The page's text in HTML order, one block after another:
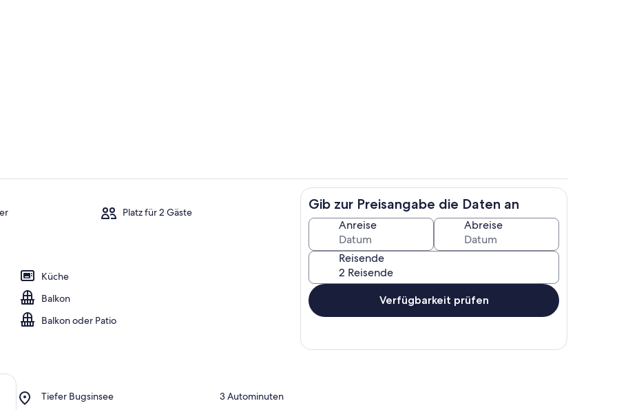
Unterkunftsgelände
Platz für 2 Gäste
Küche
Balkon
Balkon oder Patio
Tiefer Bugsinsee
Place,
‪3 Autominuten‬
Gib zur Preisangabe die Daten an
Anreise Abreise
Reisende
Verfügbarkeit prüfen